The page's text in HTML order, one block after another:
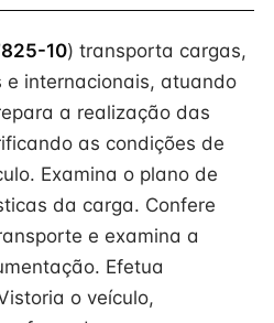
10) transporta cargas,
e internacionais, atuando
a realização das
as condições de
Examina o plano de
da carga. Confere
e examina a
Efetua
o veículo,